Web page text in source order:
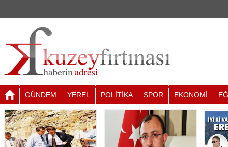
GÜNDEM YEREL POLİTİKA SPOR EKONOMİ